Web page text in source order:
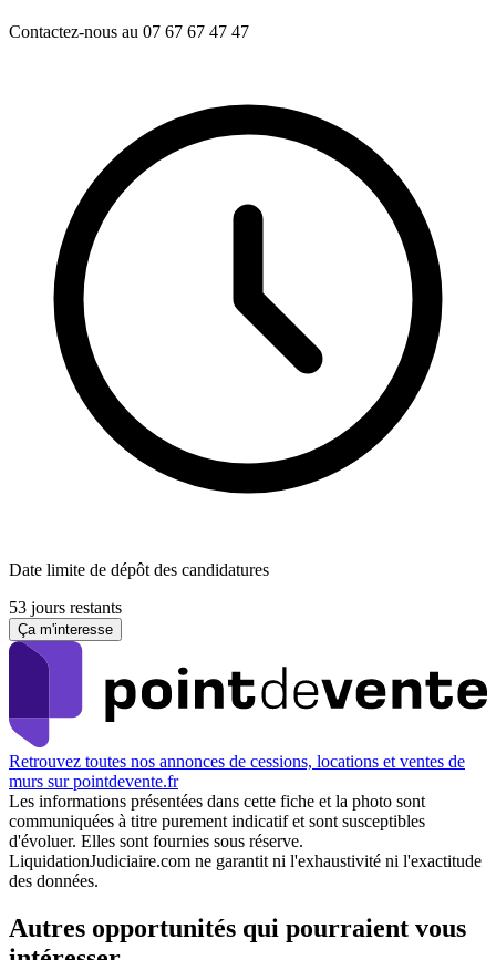
Contactez-nous au 07 67 67 47 47
Date limite de dépôt des candidatures
53 jours restants
Ça m'interesse
Retrouvez toutes nos annonces de cessions, locations et ventes de
murs sur pointdevente.fr
Les informations présentées dans cette fiche et la photo sont
communiquées à titre purement indicatif et sont susceptibles
d'évoluer. Elles sont fournies sous réserve.
LiquidationJudiciaire.com ne garantit ni l'exhaustivité ni l'exactitude
des données.
Autres opportunités qui pourraient vous